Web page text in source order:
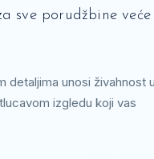
sve porudžbine veće
detaljima unosi živahnost
izgledu koji vas